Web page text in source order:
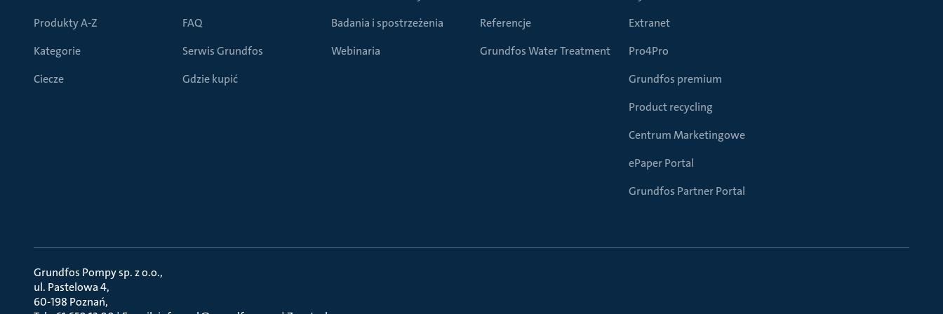
Produkty A-Z
Kategorie
Ciecze
FAQ
Serwis Grundfos
Gdzie kupić
Badania i spostrzeżenia
Webinaria
Referencje
Grundfos Water Treatment
Extranet
Pro4Pro
Grundfos premium
Product recycling
Centrum Marketingowe
ePaper Portal
Grundfos Partner Portal
Grundfos Pompy sp. z o.o.
ul. Pastelowa 4
60-198 Poznań